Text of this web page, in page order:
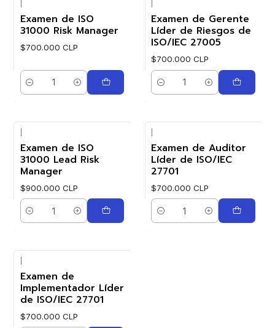
Examen de ISO
31000 Risk Manager
$700.000 CLP
Cantidad
Examen de Gerente
Líder de Riesgos de
ISO/IEC 27005
$700.000 CLP
Cantidad
Examen de ISO
31000 Lead Risk
Manager
$900.000 CLP
Cantidad
Examen de Auditor
Líder de ISO/IEC
27701
$700.000 CLP
Cantidad
Examen de
Implementador Líder
de ISO/IEC 27701
$700.000 CLP